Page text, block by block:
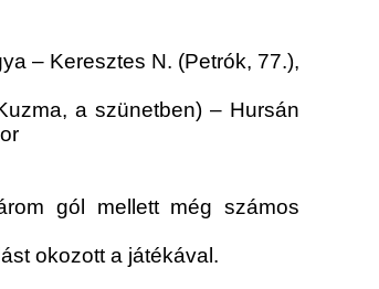
– Keresztes N. (Petrók, 77.),
a szünetben) – Hursán
gól mellett még számos
okozott a játékával.